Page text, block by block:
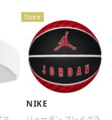
Store
NIKE